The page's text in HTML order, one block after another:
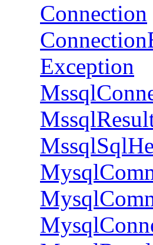
Connection
Exception